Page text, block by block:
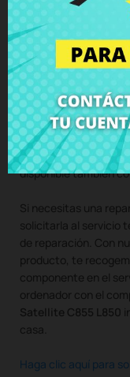
Bisagra
C855 L850
con tornillos
CompraBisagra
mejor precio en
disponible también
Si necesitas una
solicitarla al servicio
de reparación. Con
producto, te
componente en el
ordenador con el
Satellite C855 L850
casa.
Haga clic aquí para